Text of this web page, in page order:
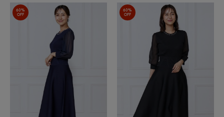
60%
OFF
60%
OFF